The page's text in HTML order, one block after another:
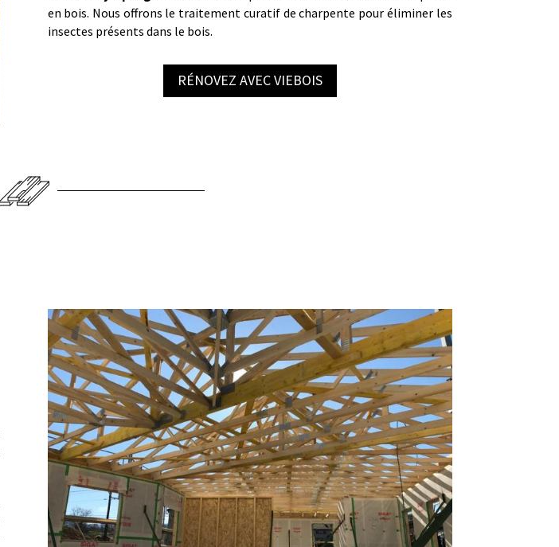
en bois. Nous offrons le traitement curatif de charpente pour éliminer les
insectes présents dans le bois.
RÉNOVEZ AVEC VIEBOIS